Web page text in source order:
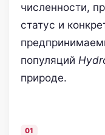
численности,
статус и
популяций
природе.